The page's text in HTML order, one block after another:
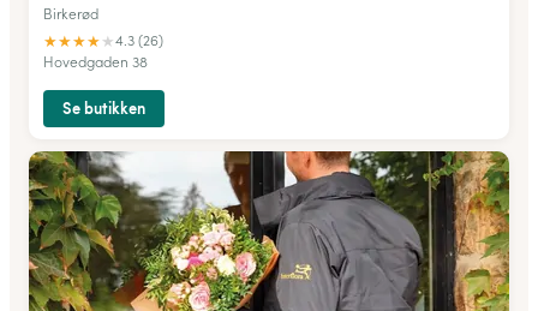
Birkerød
★★★★★4.3 (26)
Hovedgaden 38
Se butikken